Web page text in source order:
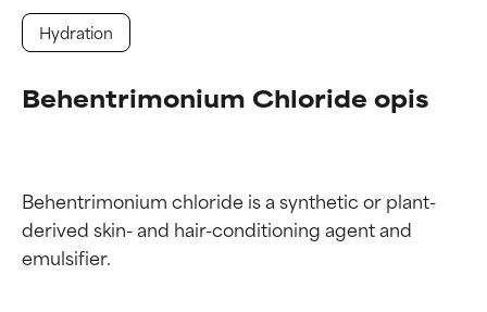
Hydration
Behentrimonium Chloride opis
Behentrimonium chloride is a synthetic or plant-
derived skin- and hair-conditioning agent and